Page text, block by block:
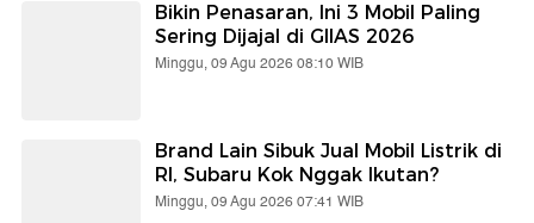
Bikin Penasaran, Ini 3 Mobil Paling
Sering Dijajal di GIIAS 2026
Minggu, 09 Agu 2026 08:10 WIB
Brand Lain Sibuk Jual Mobil Listrik di
RI, Subaru Kok Nggak Ikutan?
Minggu, 09 Agu 2026 07:41 WIB